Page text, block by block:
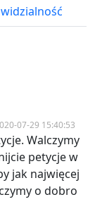
07-29 15:40:53
Walczymy
petycje w
jak najwięcej
o dobro